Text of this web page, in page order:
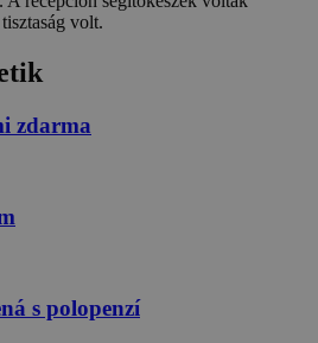
volt.
zdarma
s polopenzí